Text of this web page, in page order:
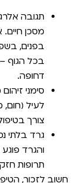
תגובה
מסכן חיים.
בפנים,
בכל הגוף –
דחופה.
סימני
לעיל (חום,
צורך
גרד בלתי
והגרד
תרופות
חשוב לזכור,